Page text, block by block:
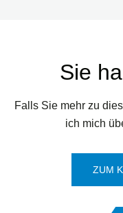
Sie
Falls Sie mehr zu
ich mich
ZUM